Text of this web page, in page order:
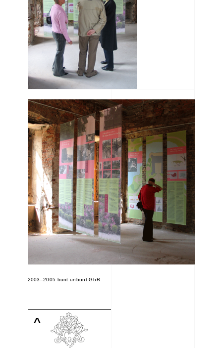
2003–2005 bunt unbuntGbR
^